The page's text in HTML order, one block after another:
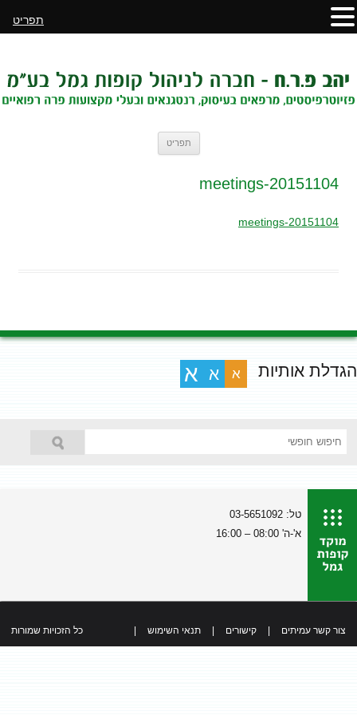
תפריט
20151104-meetings
20151104-meetings
הגדלת אותיות א א א
טל: 03-5651092
א'-ה' 08:00 – 16:00
צור קשר עמיתים קישורים תנאי השימוש כל הזכויות שמורות
תפריט